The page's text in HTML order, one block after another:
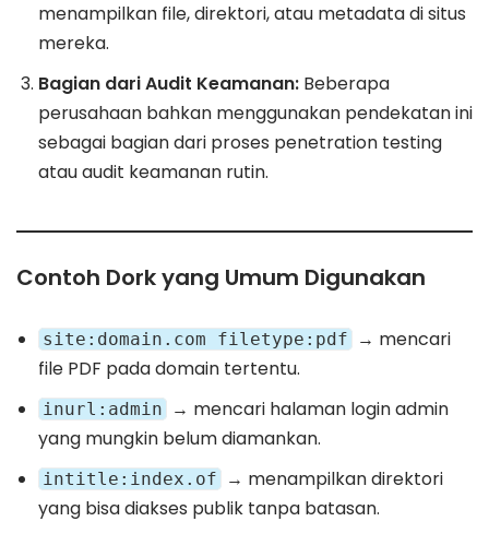
menampilkan file, direktori, atau metadata di situs
mereka.
Bagian dari Audit Keamanan: Beberapa
perusahaan bahkan menggunakan pendekatan ini
sebagai bagian dari proses penetration testing
atau audit keamanan rutin.
Contoh Dork yang Umum Digunakan
site:domain.com filetype:pdf
→ mencari
file PDF pada domain tertentu.
inurl:admin
→ mencari halaman login admin
yang mungkin belum diamankan.
intitle:index.of
→ menampilkan direktori
yang bisa diakses publik tanpa batasan.